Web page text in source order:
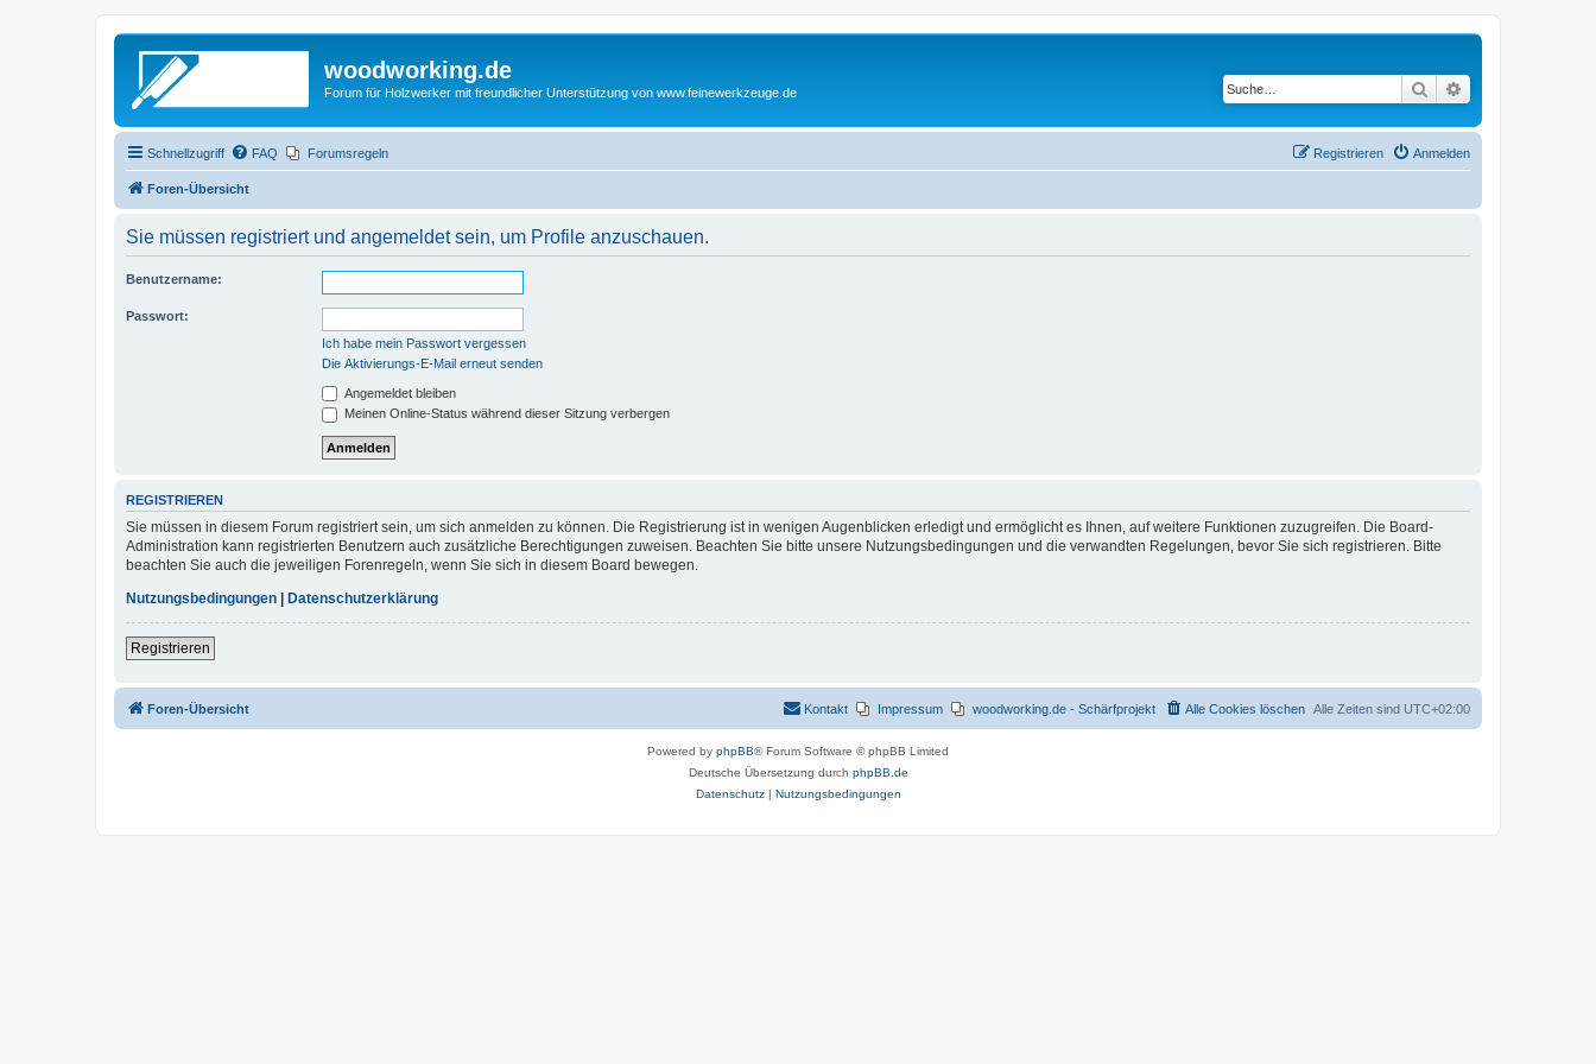
woodworking.de
Forum für Holzwerker mit freundlicher Unterstützung von www.feinewerkzeuge.de Suche
Schnellzugriff FAQ Forumsregeln Anmelden
Registrieren
Foren-Übersicht
Sie müssen registriert und angemeldet sein, um Profile anzuschauen.
Benutzername:
Passwort:
Ich habe mein Passwort vergessen
Die Aktivierungs-E-Mail erneut senden
Angemeldet bleiben
Meinen Online-Status während dieser Sitzung verbergen
REGISTRIEREN
Sie müssen in diesem Forum registriert sein, um sich anmelden zu können. Die Registrierung ist in wenigen Augenblicken erledigt und ermöglicht es Ihnen, auf weitere Funktionen zuzugreifen. Die Board-
Administration kann registrierten Benutzern auch zusätzliche Berechtigungen zuweisen. Beachten Sie bitte unsere Nutzungsbedingungen und die verwandten Regelungen, bevor Sie sich registrieren. Bitte
beachten Sie auch die jeweiligen Forenregeln, wenn Sie sich in diesem Board bewegen.
Nutzungsbedingungen
Datenschutzerklärung
Registrieren
Foren-Übersicht Alle Zeiten sind UTC+02:00
Alle Cookies löschen
woodworking.de - Schärfprojekt
Impressum
Kontakt
Powered by phpBB® Forum Software © phpBB Limited
Deutsche Übersetzung durch phpBB.de
Datenschutz| Nutzungsbedingungen